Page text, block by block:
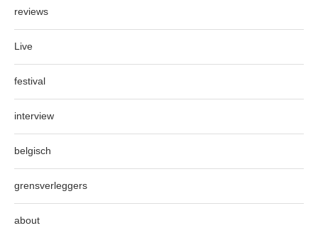
reviews
Live
festival
interview
belgisch
grensverleggers
about